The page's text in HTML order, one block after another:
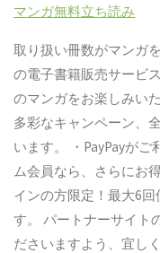
マンガ無料立ち読み
取り扱い冊数がマンガ
の電子書籍販売サービス
のマンガをお楽しみい
多彩なキャンペーン、
います。
・ PayPayがご
ム会員なら、さらにお
インの方限定！最大6回
す。
パートナーサイト
ださいますよう、宜し